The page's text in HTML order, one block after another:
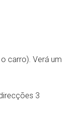
carro). Verá um